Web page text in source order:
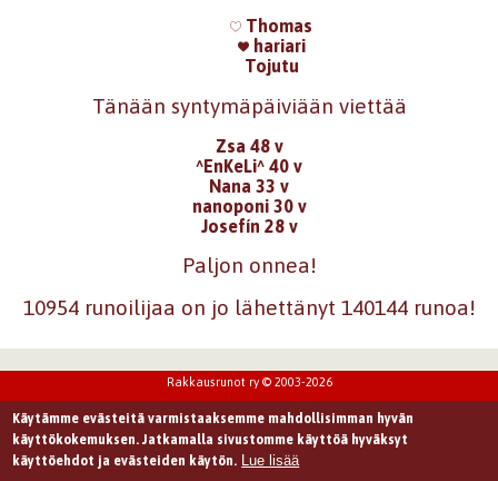
Thomas
hariari
Tojutu
Tänään syntymäpäiviään viettää
Zsa 48 v
^EnKeLi^ 40 v
Nana 33 v
nanoponi 30 v
Josefín 28 v
Paljon onnea!
10954 runoilijaa on jo lähettänyt 140144 runoa!
Rakkausrunot ry © 2003-2026
Käytämme evästeitä varmistaaksemme mahdollisimman hyvän
käyttökokemuksen. Jatkamalla sivustomme käyttöä hyväksyt
käyttöehdot ja evästeiden käytön. Lue lisää